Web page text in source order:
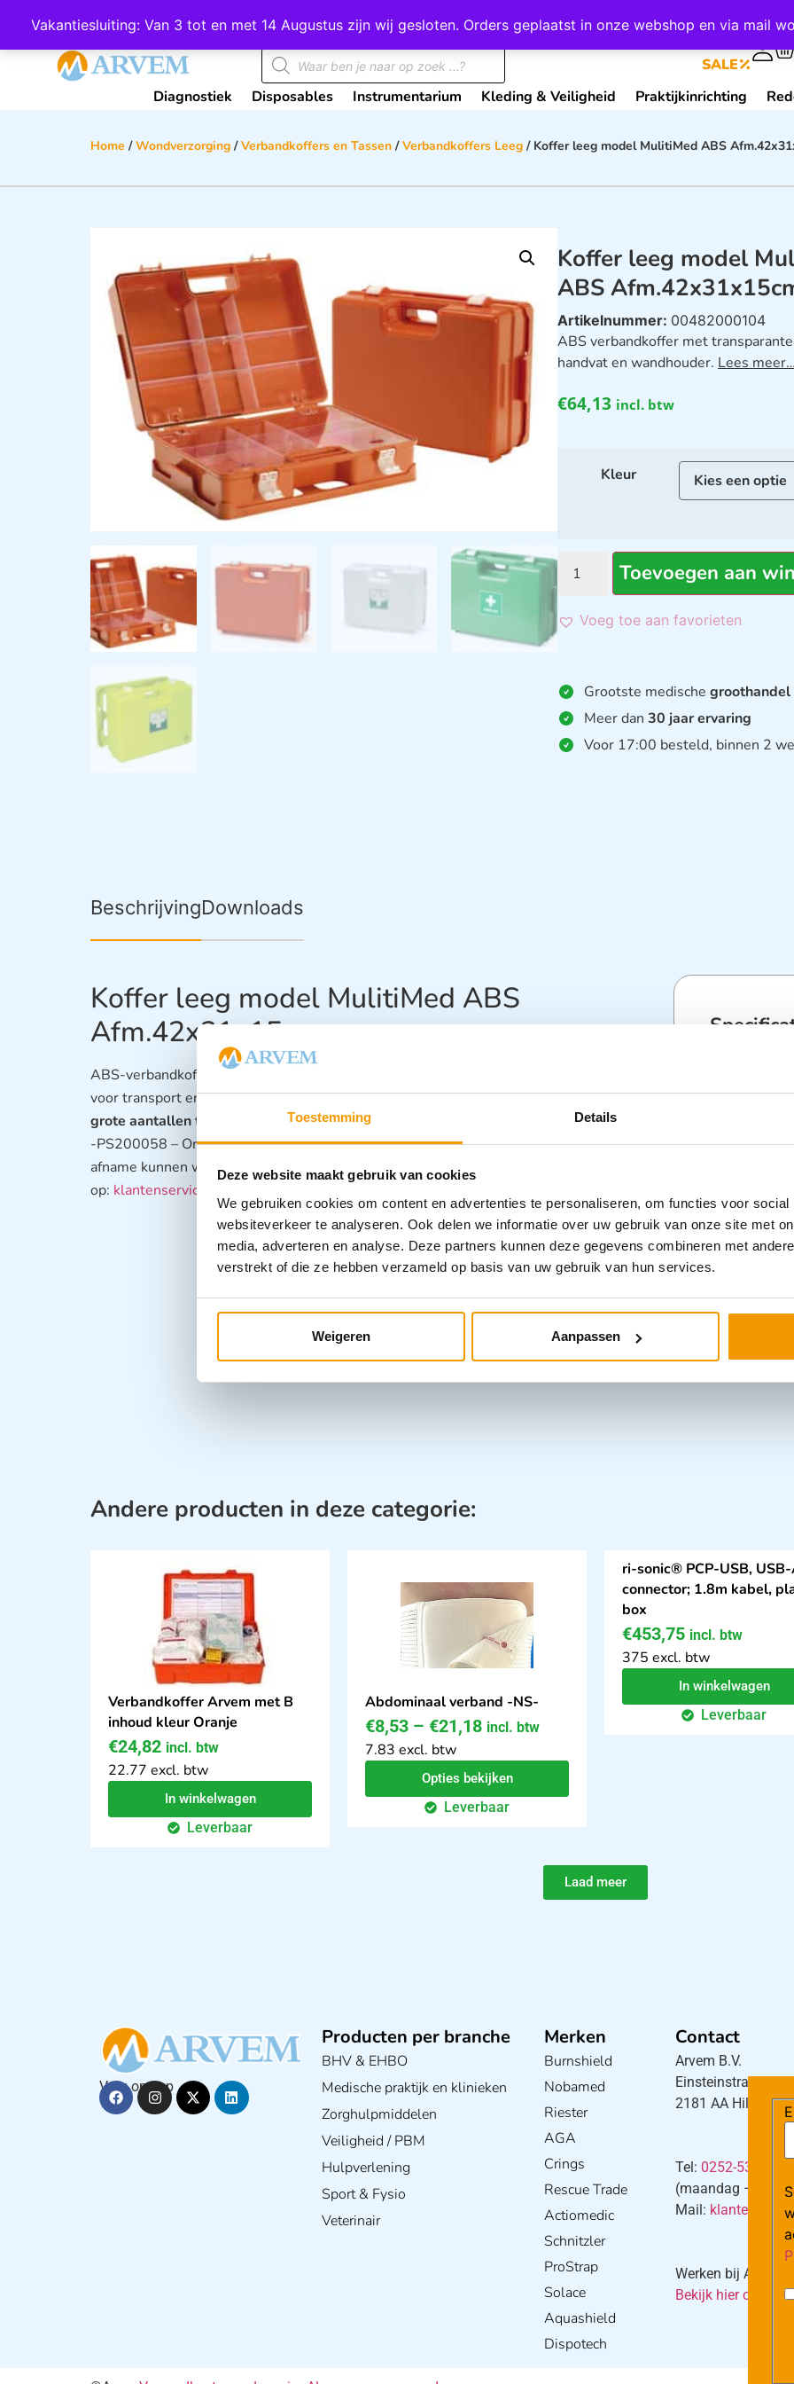
Toestemming Details
Deze website maakt gebruik van cookies
We gebruiken cookies om content en advertenties te personaliseren, om functies voor social
websiteverkeer te analyseren. Ook delen we informatie over uw gebruik van onze site met
media, adverteren en analyse. Deze partners kunnen deze gegevens combineren met
verstrekt of die ze hebben verzameld op basis van uw gebruik van hun services.
Weigeren Aanpassen
Vakantiesluiting: Van 3 tot en met 14 Augustus zijn wij gesloten. Orders geplaatst in onze webshop en via mail
Wij scoren een 4,8 op Google
SALE
Diagnostiek Disposables Instrumentarium Kleding & Veiligheid Praktijkinrichting
Home /Wondverzorging /Verbandkoffers en Tassen /Verbandkoffers Leeg / Koffer leeg model MulitiMed ABS
Koffer leeg model
ABS
Artikelnummer: 00482000104
ABS verbandkoffer met
handvat en wandhouder. Lees meer…
€64,13 incl. btw
Kleur
Toevoegen aan
Voeg toe aan favorieten
Grootste medischegroothandel
Meer dan30 jaar ervaring
Voor 17:00 besteld, binnen 2
BeschrijvingDownloads
Koffer leeg model MulitiMed ABS
Afm.42x31x15cm.
ABS-verbandkoffer, voorzien van transparante binnen platen, muurbeugels, een handvat
voor transport en twee kliksluitingen.Deze koffers zijn enkel op speciaal verzoek en bij
grote aantallen te bestellen en zijn leverbaar in onderstaande kleuren:
-PS200010 – Wit
-PS200058 – Oranje -PS200058-FLUO – Fluor Geel -PS200059 – GroenNote:Bij grote
afname kunnen wij scherpe prijzen aanbieden. Neem contact met ons
op: klantenservice@arvem.nl
– Materiaal:
– Kleur:
– 72 Stuks
Categorieën:
Tassen
Andere producten in deze categorie:
Verbandkoffer Arvem met B
inhoud kleur Oranje
€24,82 incl. btw
22.77 excl. btw
In winkelwagen
Leverbaar
Abdominaal verband -NS-
€8,53 – €21,18 incl. btw
7.83 excl. btw
Opties bekijken
Leverbaar
ri-sonic® PCP-USB,
connector; 1.8m kabel,
box
€453,75 incl. btw
375 excl. btw
In winkelwagen
Leverbaar
Laad meer
Volg ons op
Producten per branche
BHV & EHBO
Medische praktijk en klinieken
Zorghulpmiddelen
Veiligheid / PBM
Hulpverlening
Sport & Fysio
Veterinair
Merken
Burnshield
Nobamed
Riester
AGA
Crings
Rescue Trade
Actiomedic
Schnitzler
ProStrap
Solace
Aquashield
Dispotech
Contact
Arvem B.V.
Einsteinstraat 5
2181 AA Hillegom
Tel: 0252-533256
(maandag –
Mail:
Werken bij Arvem?
Bekijk hier onze